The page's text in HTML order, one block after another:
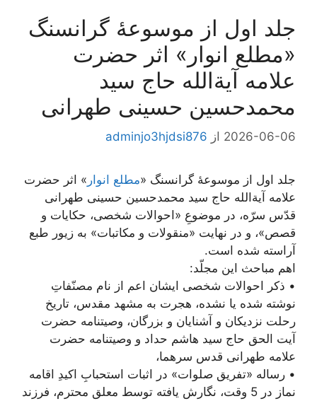
جلد اول از موسوعۀ گرانسنگ
«مطلع انوار» اثر حضرت
علامه آیة‌الله حاج سید
محمدحسین حسینی طهرانی
2026-06-06 از adminjo3hjdsi876
جلد اول از موسوعۀ گرانسنگ «مطلع انوار » اثر حضرت
علامه آیة‌الله حاج سید محمدحسین حسینی طهرانی
قدّس سرّه، در موضوعِ «احوالات شخصی، حکایات و
قصص»، و در نهایت «منقولات و مکاتبات» به زیور طبع
آراسته شده است.
اهم مباحث این مجلّد:
• ذکر احوالات شخصی ایشان اعم از نام مصنّفاتِ
نوشته شده یا نشده، هجرت به مشهد مقدس، تاریخ
رحلت نزدیکان و آشنایان و بزرگان، وصیتنامه حضرت
آیت الحق حاج سید هاشم حداد و وصیتنامه حضرت
علامه طهرانی قدس سرهما،
• رساله «تفریق صلوات» در اثبات استحبابِ اکیدِ اقامه
نماز در 5 وقت، نگارش یافته توسط معلق محترم، فرزند